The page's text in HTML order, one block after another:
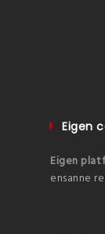
Eigen
Eigen
ensanne